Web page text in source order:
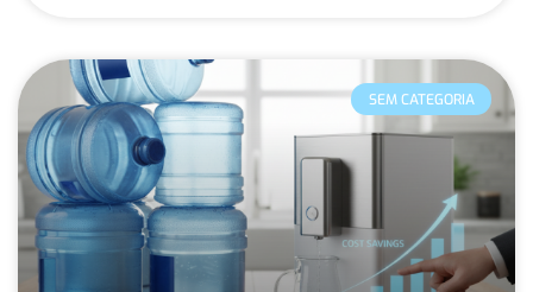
SEM CATEGORIA